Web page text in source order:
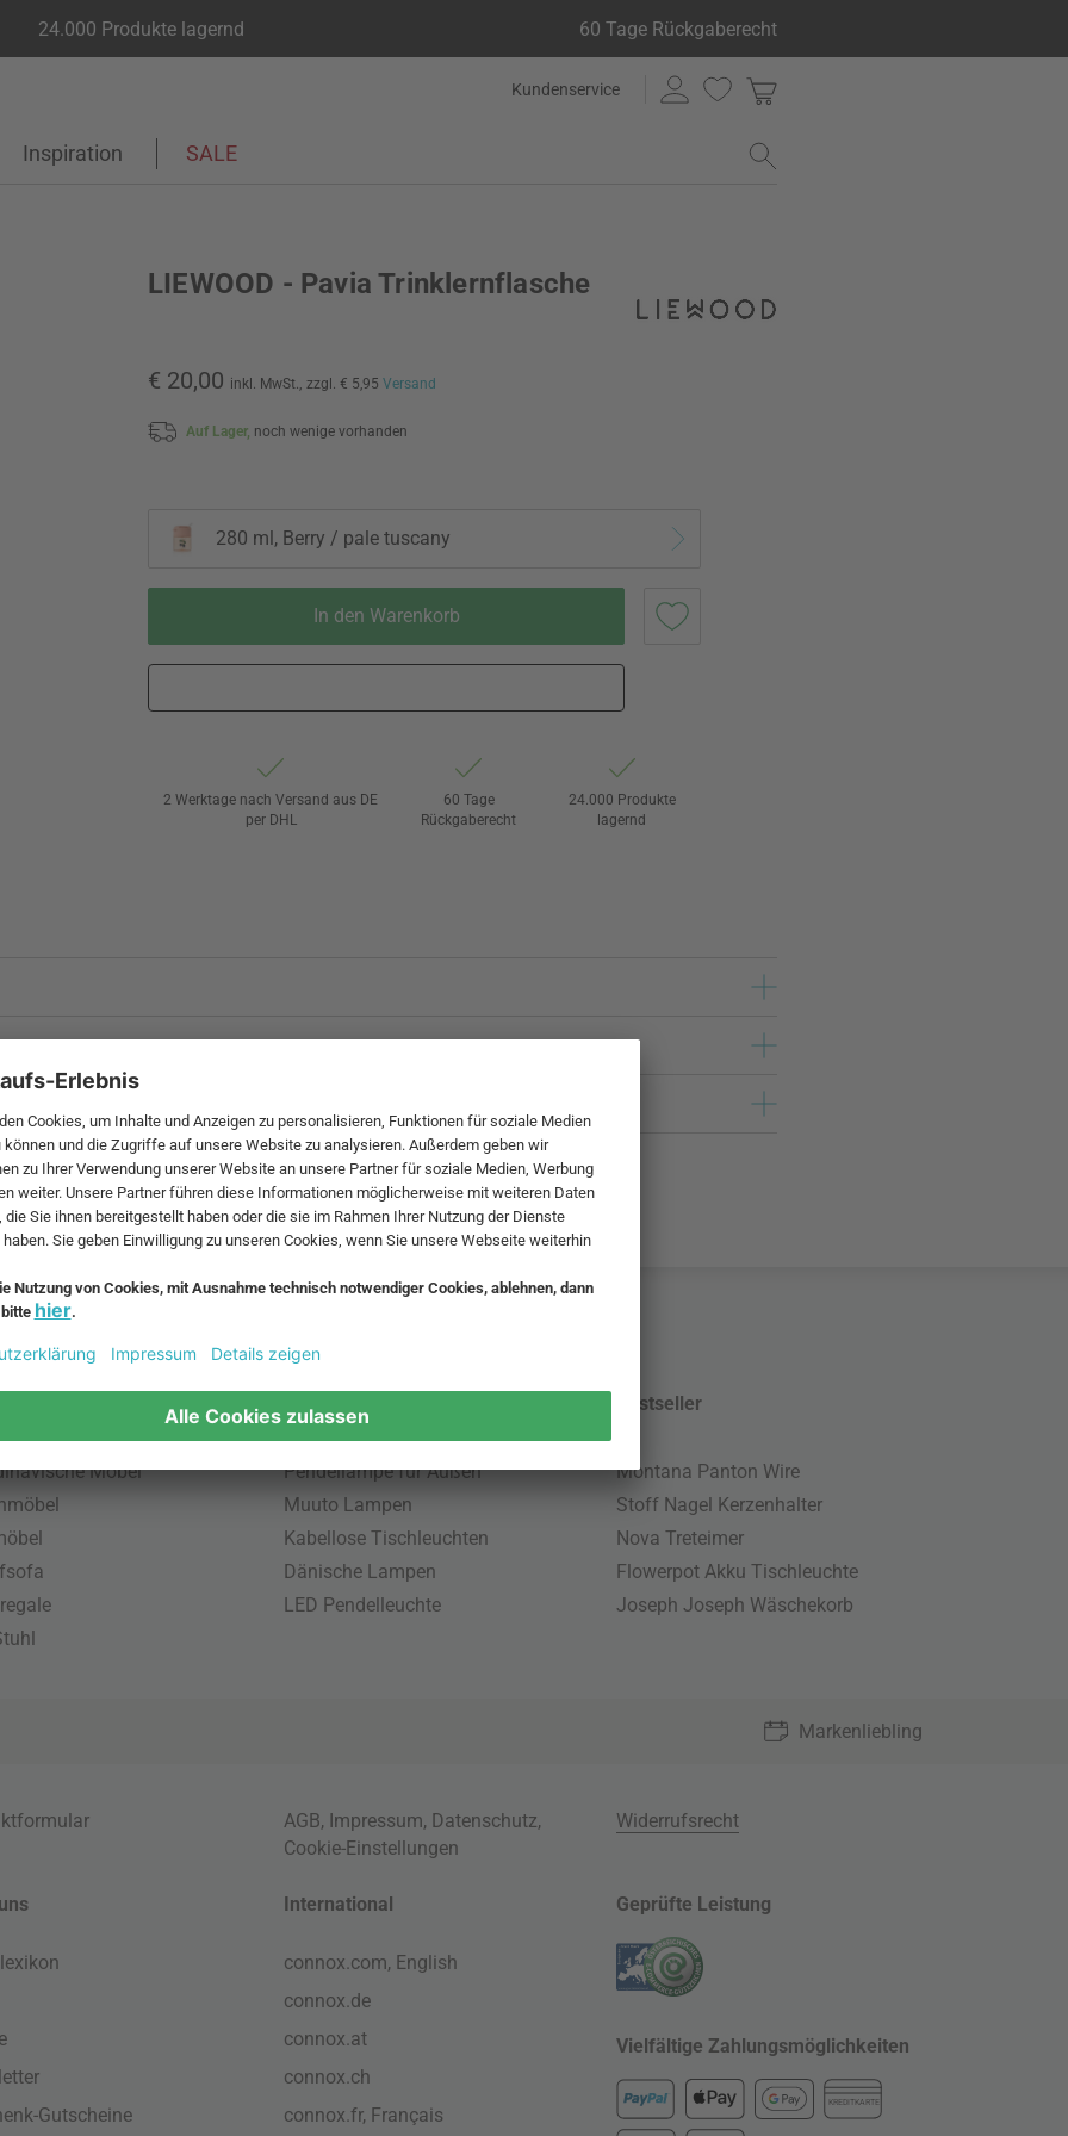
24.000 Produkte lagernd 60 Tage Rückgaberecht
Kundenservice
Inspiration SALE
LIEWOOD - Pavia Trinklernflasche
€ 20,00 inkl. MwSt., zzgl. € 5,95 Versand
Auf Lager, noch wenige vorhanden
280 ml, Berry / pale tuscany
In den Warenkorb
2 Werktage nach Versand aus DE
per DHL
60 Tage
Rückgaberecht
24.000 Produkte
lagernd
und zzgl.
Möbel
Beliebte Leuchten
Pendellampe für Außen
Muuto Lampen
Kabellose Tischleuchten
Dänische Lampen
LED Pendelleuchte
Bestseller
Montana Panton Wire
Stoff Nagel Kerzenhalter
Nova Treteimer
Flowerpot Akku Tischleuchte
Joseph Joseph Wäschekorb
Markenliebling
AGB, Impressum, Datenschutz,
Cookie-Einstellungen
Widerrufsrecht
Gutscheine
International
connox.com, English
connox.de
connox.at
connox.ch
connox.fr, Français
Geprüfte Leistung
Vielfältige Zahlungsmöglichkeiten
KREDITKARTE